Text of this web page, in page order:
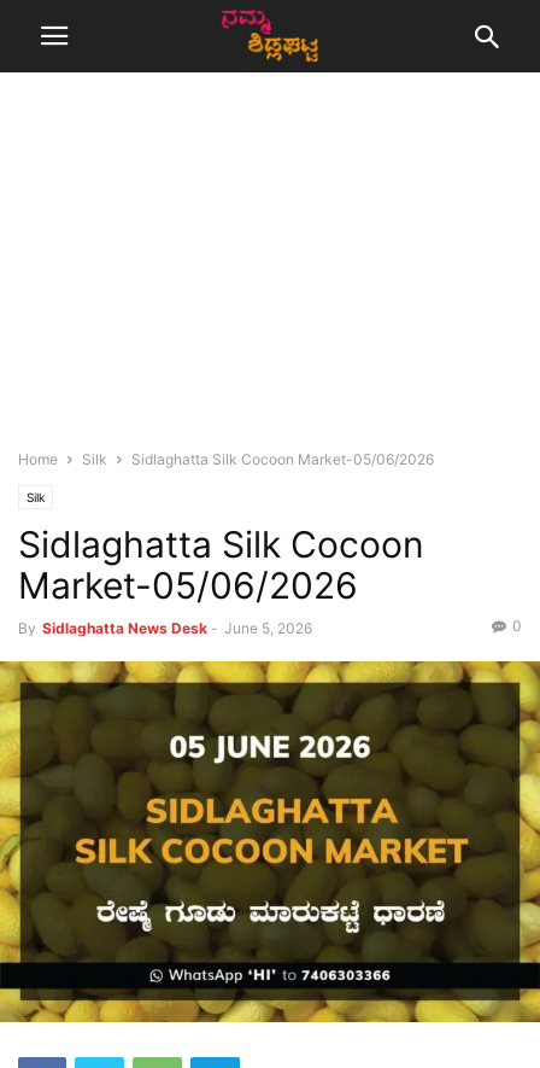
Home Silk Sidlaghatta Silk Cocoon Market-05/06/2026
Silk
Sidlaghatta Silk Cocoon
Market-05/06/2026
By Sidlaghatta News Desk - June 5, 2026 0